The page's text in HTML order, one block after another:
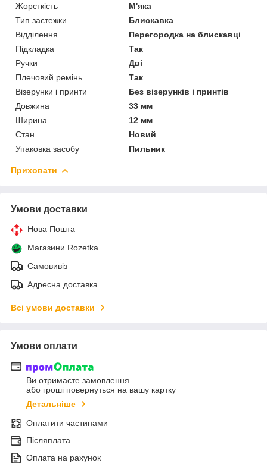
Жорсткість
М'яка
Тип застежки
Блискавка
Відділення
Перегородка на блискавці
Підкладка
Так
Ручки
Дві
Плечовий ремінь
Так
Візерунки і принти
Без візерунків і принтів
Довжина
33 мм
Ширина
12 мм
Стан
Новий
Упаковка засобу
Пильник
Приховати
Умови доставки
Нова Пошта
Магазини Rozetka
Самовивіз
Адресна доставка
Всі умови доставки
Умови оплати
Ви отримаєте замовлення
або гроші повернуться на вашу картку
Детальніше
Оплатити частинами
Післяплата
Оплата на рахунок